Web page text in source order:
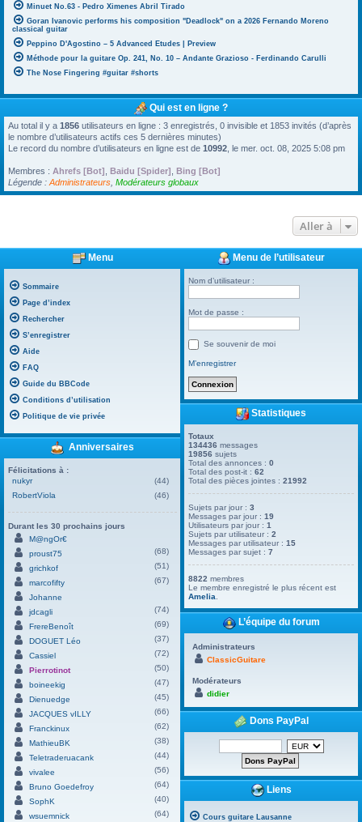
Minuet No.63 - Pedro Ximenes Abril Tirado
Goran Ivanovic performs his composition "Deadlock" on a 2026 Fernando Moreno
classical guitar
Peppino D'Agostino – 5 Advanced Etudes | Preview
Méthode pour la guitare Op. 241, No. 10 – Andante Grazioso - Ferdinando Carulli
The Nose Fingering #guitar #shorts
Qui est en ligne ?
Au total il y a 1856 utilisateurs en ligne : 3 enregistrés, 0 invisible et 1853 invités (d’après
le nombre d’utilisateurs actifs ces 5 dernières minutes)
Le record du nombre d’utilisateurs en ligne est de 10992 , le mer. oct. 08, 2025 5:08 pm
Membres : Ahrefs [Bot] Baidu [Spider] Bing [Bot]
Légende : Administrateurs Modérateurs globaux
Aller à
Menu
Sommaire
Page d’index
Rechercher
S’enregistrer
Aide
FAQ
Guide du BBCode
Conditions d’utilisation
Politique de vie privée
Anniversaires
Félicitations à :
nukyr
(44)
RobertViola
(46)
Durant les 30 prochains jours
M@ngOr€
proust75
(68)
grichkof
(51)
marcofifty
(67)
Johanne
jdcagli
(74)
FrereBenoît
(69)
DOGUET Léo
(37)
Cassiel
(72)
Pierrotinot
(50)
boineekig
(47)
Dienuedge
(45)
JACQUES vILLY
(66)
Franckinux
(62)
MathieuBK
(38)
Teletraderuacank
(44)
vivalee
(56)
Bruno Goedefroy
(64)
SophK
(40)
wsuemnick
(64)
Menu de l’utilisateur
Nom d’utilisateur :
Mot de passe :
Se souvenir de moi
M’enregistrer
Statistiques
Totaux
134436 messages
19856 sujets
Total des annonces :0
Total des post-it :62
Total des pièces jointes :21992
Sujets par jour :3
Messages par jour :19
Utilisateurs par jour :1
Sujets par utilisateur :2
Messages par utilisateur :15
Messages par sujet :7
8822 membres
Le membre enregistré le plus récent est
Amelia
L’équipe du forum
Administrateurs
ClassicGuitare
Modérateurs
didier
Dons PayPal
Liens
Cours guitare Lausanne